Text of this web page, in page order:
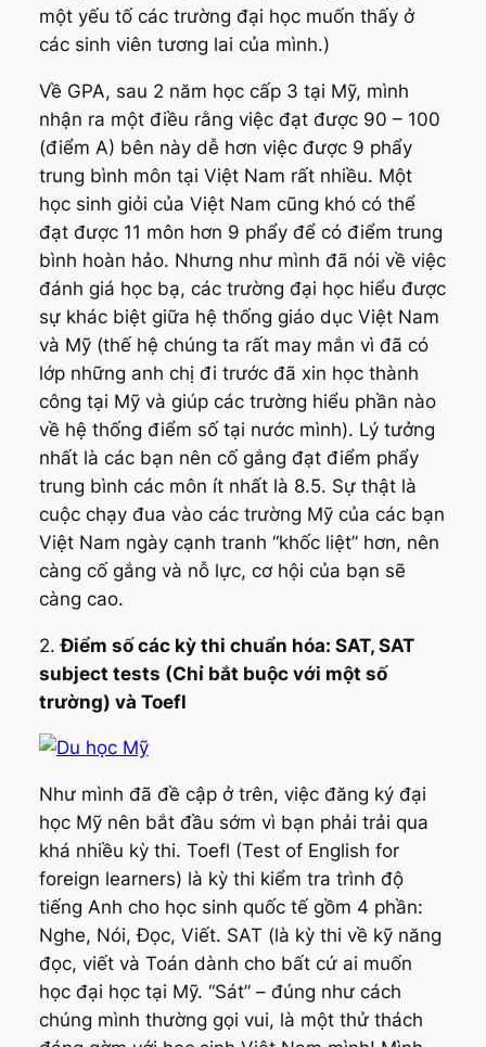
một yếu tố các trường đại học muốn thấy ở
các sinh viên tương lai của mình.)
Về GPA, sau 2 năm học cấp 3 tại Mỹ, mình
nhận ra một điều rằng việc đạt được 90 – 100
(điểm A) bên này dễ hơn việc được 9 phẩy
trung bình môn tại Việt Nam rất nhiều. Một
học sinh giỏi của Việt Nam cũng khó có thể
đạt được 11 môn hơn 9 phẩy để có điểm trung
bình hoàn hảo. Nhưng như mình đã nói về việc
đánh giá học bạ, các trường đại học hiểu được
sự khác biệt giữa hệ thống giáo dục Việt Nam
và Mỹ (thế hệ chúng ta rất may mắn vì đã có
lớp những anh chị đi trước đã xin học thành
công tại Mỹ và giúp các trường hiểu phần nào
về hệ thống điểm số tại nước mình). Lý tưởng
nhất là các bạn nên cố gắng đạt điểm phẩy
trung bình các môn ít nhất là 8.5. Sự thật là
cuộc chạy đua vào các trường Mỹ của các bạn
Việt Nam ngày cạnh tranh “khốc liệt” hơn, nên
càng cố gắng và nỗ lực, cơ hội của bạn sẽ
càng cao.
2.Điểm số các kỳ thi chuẩn hóa: SAT, SAT
subject tests (Chỉ bắt buộc với một số
trường) và Toefl
Như mình đã đề cập ở trên, việc đăng ký đại
học Mỹ nên bắt đầu sớm vì bạn phải trải qua
khá nhiều kỳ thi. Toefl (Test of English for
foreign learners) là kỳ thi kiểm tra trình độ
tiếng Anh cho học sinh quốc tế gồm 4 phần:
Nghe, Nói, Đọc, Viết. SAT (là kỳ thi về kỹ năng
đọc, viết và Toán dành cho bất cứ ai muốn
học đại học tại Mỹ. “Sát” – đúng như cách
chúng mình thường gọi vui, là một thử thách